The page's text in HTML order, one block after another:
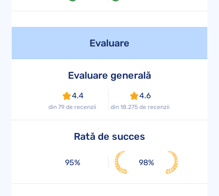
Evaluare
Evaluare generală
4.4
din 79 de recenzii
4.6
din 18.275 de recenzii
Rată de succes
95% 98%